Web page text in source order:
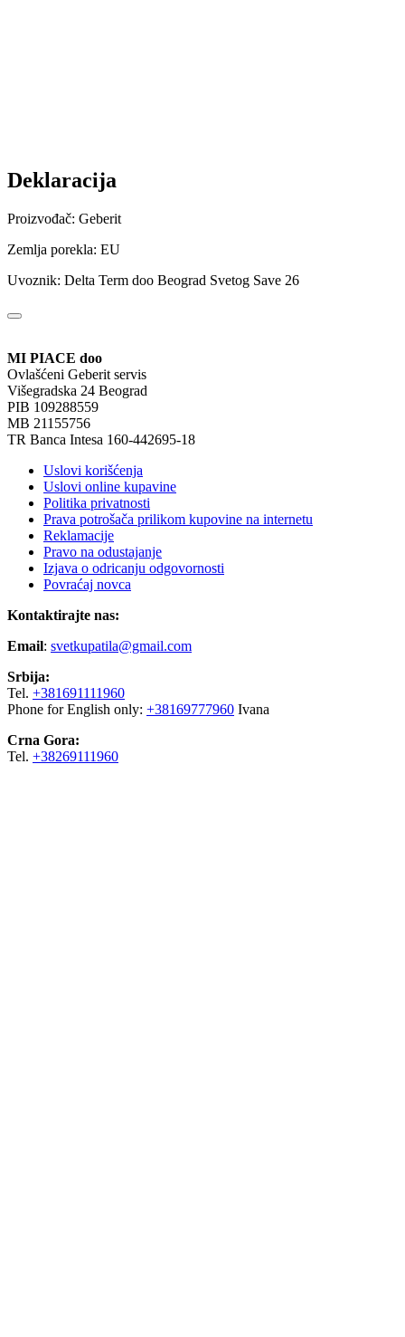
Deklaracija
Proizvođač: Geberit
Zemlja porekla: EU
Uvoznik: Delta Term doo Beograd Svetog Save 26
MI PIACE doo
Ovlašćeni Geberit servis
Višegradska 24 Beograd
PIB 109288559
MB 21155756
TR Banca Intesa 160-442695-18
Uslovi korišćenja
Uslovi online kupavine
Politika privatnosti
Prava potrošača prilikom kupovine na internetu
Reklamacije
Pravo na odustajanje
Izjava o odricanju odgovornosti
Povraćaj novca
Kontaktirajte nas:
Email: svetkupatila@gmail.com
Srbija:
Tel. +381691111960
Phone for English only: +38169777960 Ivana
Crna Gora:
Tel. +38269111960